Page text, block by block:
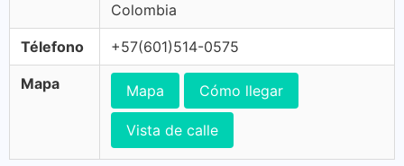
Colombia
Télefono +57(601)514-0575
Mapa Mapa Cómo llegar
Vista de calle